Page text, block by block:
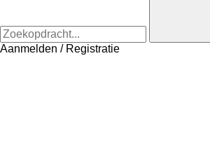
Aanmelden / Registratie